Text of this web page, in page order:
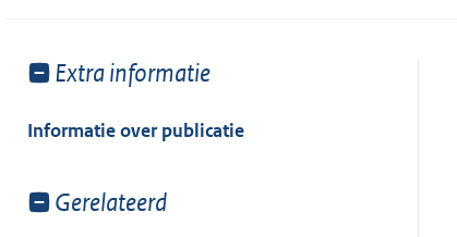
Toon
van:
Extra informatie
Informatie over publicatie
Toon
Gerelateerd